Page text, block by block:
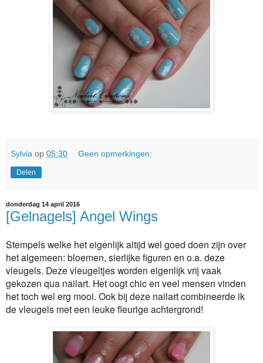
Sylvia op 05:30 Geen opmerkingen:
Delen
donderdag 14 april 2016
[Gelnagels] Angel Wings
Stempels welke het eigenlijk altijd wel goed doen zijn over
het algemeen: bloemen, sierlijke figuren en o.a. deze
vleugels. Deze vleugeltjes worden eigenlijk vrij vaak
gekozen qua nailart. Het oogt chic en veel mensen vinden
het toch wel erg mooi. Ook bij deze nailart combineerde ik
de vleugels met een leuke fleurige achtergrond!